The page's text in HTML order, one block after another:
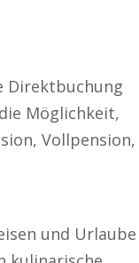
Direktbuchung
Möglichkeit,
Vollpension,
und Urlaube